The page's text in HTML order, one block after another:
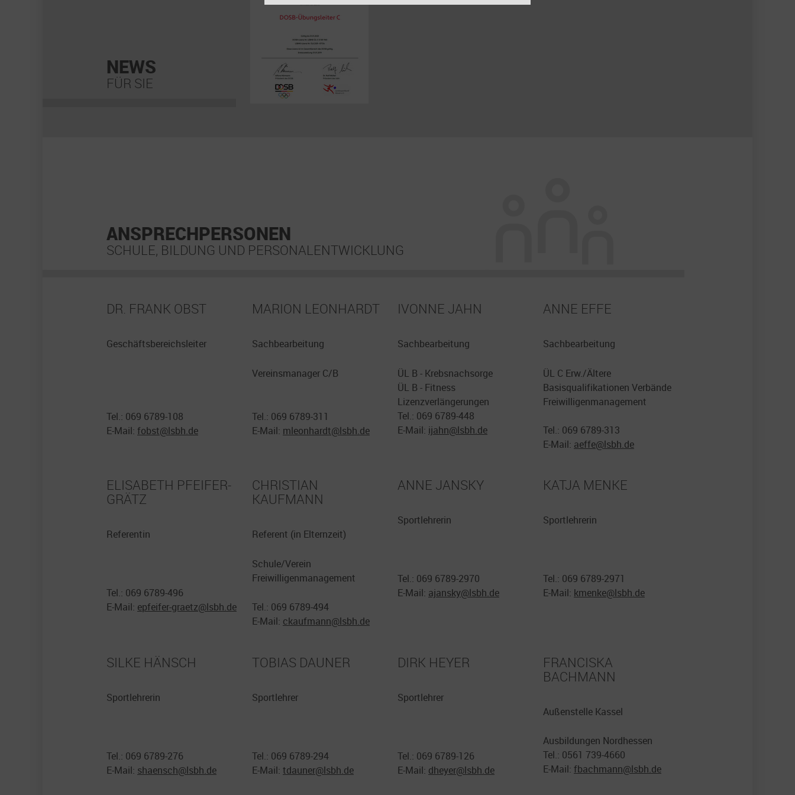
NEWS
FÜR SIE
ANSPRECHPERSONEN
SCHULE, BILDUNG UND PERSONALENTWICKLUNG
DR. FRANK OBST
Geschäftsbereichsleiter
Tel.: 069 6789-108
E-Mail: fobst@lsbh.de
MARION LEONHARDT
Sachbearbeitung
Vereinsmanager C/B
Tel.: 069 6789-311
E-Mail: mleonhardt@lsbh.de
IVONNE JAHN
Sachbearbeitung
ÜL B - Krebsnachsorge
ÜL B - Fitness
Lizenzverlängerungen
Tel.: 069 6789-448
E-Mail: ijahn@lsbh.de
ANNE EFFE
Sachbearbeitung
ÜL C Erw./Ältere
Basisqualifikationen Verbände
Freiwilligenmanagement
Tel.: 069 6789-313
E-Mail: aeffe@lsbh.de
ELISABETH PFEIFER-
GRÄTZ
Referentin
Tel.: 069 6789-496
E-Mail: epfeifer-graetz@lsbh.de
CHRISTIAN
KAUFMANN
Referent (in Elternzeit)
Schule/Verein
Freiwilligenmanagement
Tel.: 069 6789-494
E-Mail: ckaufmann@lsbh.de
ANNE JANSKY
Sportlehrerin
Tel.: 069 6789-2970
E-Mail: ajansky@lsbh.de
KATJA MENKE
Sportlehrerin
Tel.: 069 6789-2971
E-Mail: kmenke@lsbh.de
SILKE HÄNSCH
Sportlehrerin
Tel.: 069 6789-276
E-Mail: shaensch@lsbh.de
TOBIAS DAUNER
Sportlehrer
Tel.: 069 6789-294
E-Mail: tdauner@lsbh.de
DIRK HEYER
Sportlehrer
Tel.: 069 6789-126
E-Mail: dheyer@lsbh.de
FRANCISKA
BACHMANN
Außenstelle Kassel
Ausbildungen Nordhessen
Tel.: 0561 739-4660
E-Mail: fbachmann@lsbh.de